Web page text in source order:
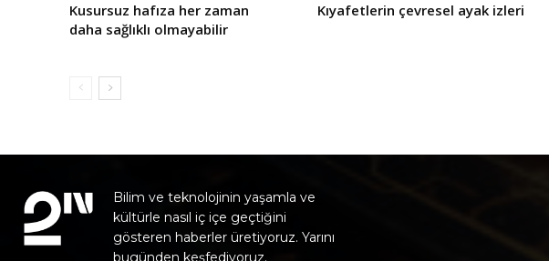
Kusursuz hafıza her zaman
daha sağlıklı olmayabilir
Kıyafetlerin çevresel ayak izleri
Bilim ve teknolojinin yaşamla ve
kültürle nasıl iç içe geçtiğini
gösteren haberler üretiyoruz. Yarını
bugünden keşfediyoruz.